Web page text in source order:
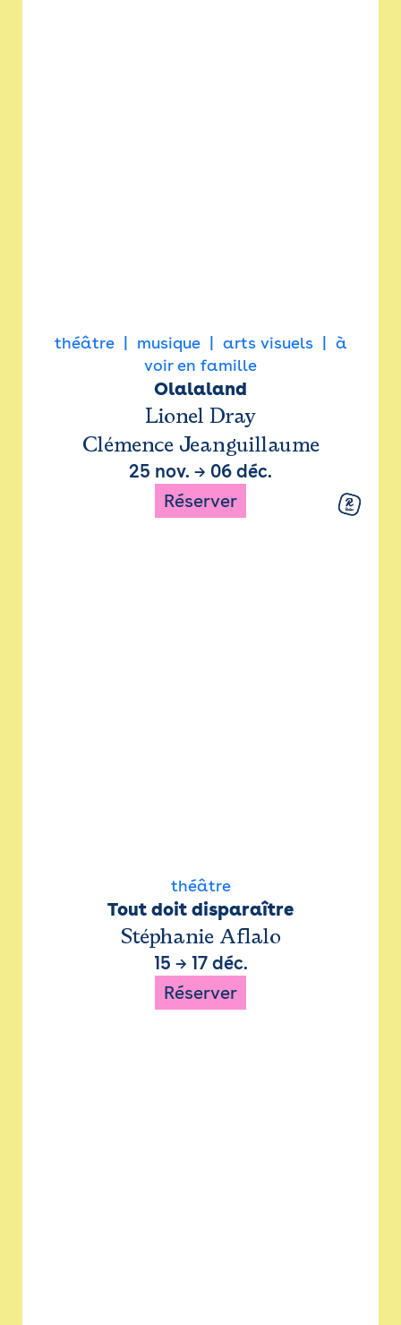
théâtre musique arts visuels
à
voir en famille
Olalaland
Lionel Dray
Clémence Jeanguillaume
25 nov. → 06 déc.
Réserver
théâtre
Tout doit disparaître
Stéphanie Aflalo
15 → 17 déc.
Réserver